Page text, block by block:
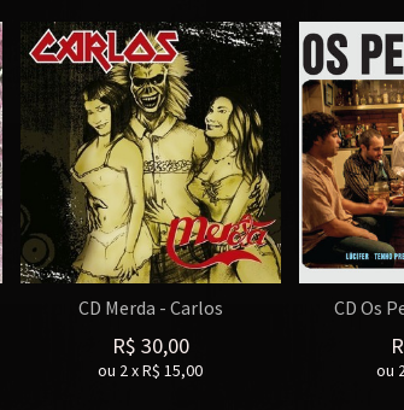
CD Merda - Carlos
R$ 30,00
ou 2xR$ 15,00
CD Os
ou